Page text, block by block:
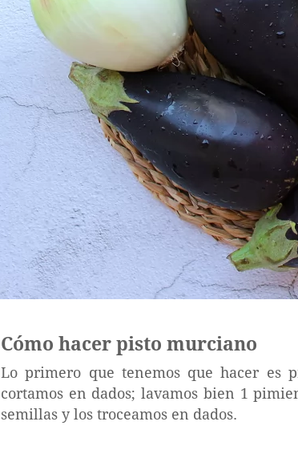
Cómo hacer pisto murciano
Lo primero que tenemos que hacer es
cortamos en dados; lavamos bien 1
semillas y los troceamos en dados.